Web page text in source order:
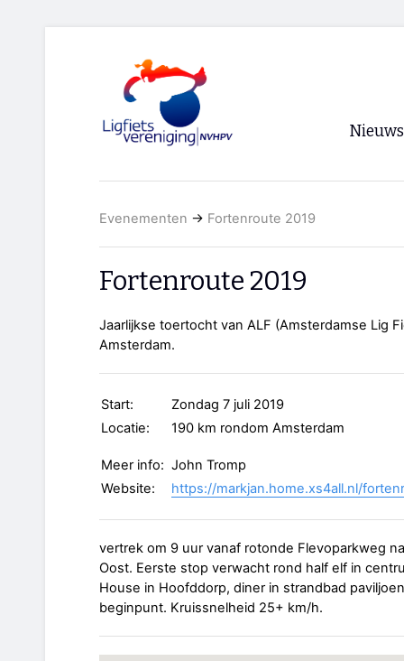
Nieuws
Evenementen → Fortenroute 2019
Fortenroute 2019
Jaarlijkse toertocht van ALF (Amsterdamse Lig
Amsterdam.
Start:
Zondag 7 juli 2019
Locatie:
190 km rondom Amsterdam
Meer info: John Tromp
Website:
https://markjan.home.xs4all.nl/
vertrek om 9 uur vanaf rotonde Flevoparkweg
Oost. Eerste stop verwacht rond half elf in
House in Hoofddorp, diner in strandbad
beginpunt. Kruissnelheid 25+ km/h.